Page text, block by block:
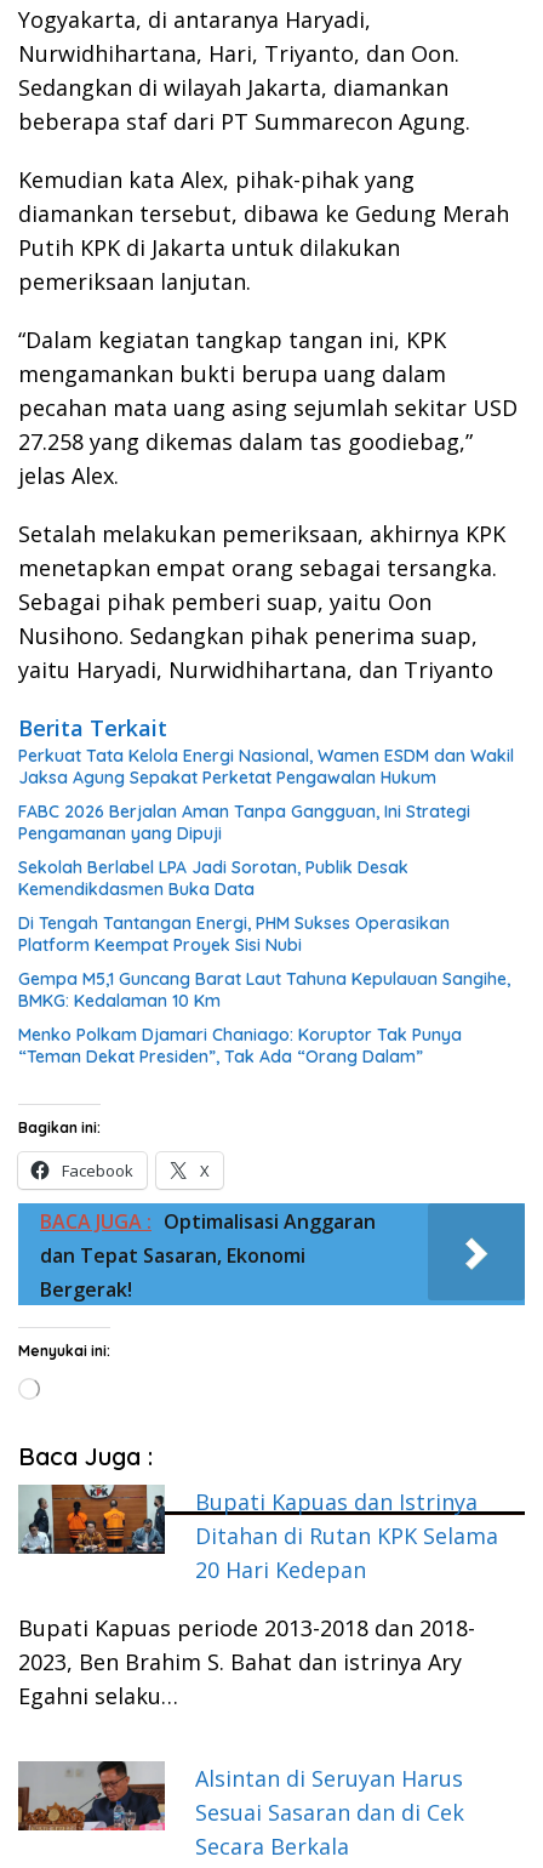
Yogyakarta, di antaranya Haryadi,
Nurwidhihartana, Hari, Triyanto, dan Oon.
Sedangkan di wilayah Jakarta, diamankan
beberapa staf dari PT Summarecon Agung.
Kemudian kata Alex, pihak-pihak yang
diamankan tersebut, dibawa ke Gedung Merah
Putih KPK di Jakarta untuk dilakukan
pemeriksaan lanjutan.
“Dalam kegiatan tangkap tangan ini, KPK
mengamankan bukti berupa uang dalam
pecahan mata uang asing sejumlah sekitar USD
27.258 yang dikemas dalam tas goodiebag,”
jelas Alex.
Setalah melakukan pemeriksaan, akhirnya KPK
menetapkan empat orang sebagai tersangka.
Sebagai pihak pemberi suap, yaitu Oon
Nusihono. Sedangkan pihak penerima suap,
yaitu Haryadi, Nurwidhihartana, dan Triyanto
Berita Terkait
Perkuat Tata Kelola Energi Nasional, Wamen ESDM dan Wakil
Jaksa Agung Sepakat Perketat Pengawalan Hukum
FABC 2026 Berjalan Aman Tanpa Gangguan, Ini Strategi
Pengamanan yang Dipuji
Sekolah Berlabel LPA Jadi Sorotan, Publik Desak
Kemendikdasmen Buka Data
Di Tengah Tantangan Energi, PHM Sukses Operasikan
Platform Keempat Proyek Sisi Nubi
Gempa M5,1 Guncang Barat Laut Tahuna Kepulauan Sangihe,
BMKG: Kedalaman 10 Km
Menko Polkam Djamari Chaniago: Koruptor Tak Punya
“Teman Dekat Presiden”, Tak Ada “Orang Dalam”
Bagikan ini:
Facebook X
BACA JUGA : Optimalisasi Anggaran
dan Tepat Sasaran, Ekonomi
Bergerak!
Menyukai ini:
Memuat...
Baca Juga :
Bupati Kapuas dan Istrinya
Ditahan di Rutan KPK Selama
20 Hari Kedepan
Bupati Kapuas periode 2013-2018 dan 2018-
2023, Ben Brahim S. Bahat dan istrinya Ary
Egahni selaku…
Alsintan di Seruyan Harus
Sesuai Sasaran dan di Cek
Secara Berkala